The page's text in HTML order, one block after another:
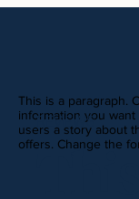
This is a paragraph.
information you
users a story about
offers. Change the
REVIEWS